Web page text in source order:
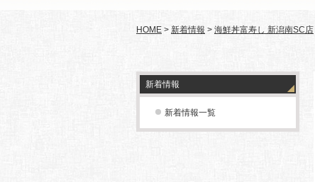
HOME > 新着情報 > 海鮮丼富寿し 新潟南SC店
新着情報
新着情報一覧